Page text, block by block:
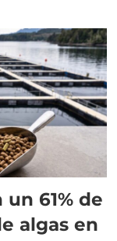
61% de
algas en